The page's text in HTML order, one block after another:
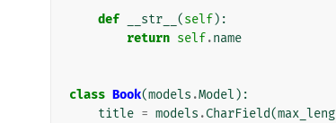
def __str__ (self):
return self.name
class Book(models .Model ):
title = models .CharField(